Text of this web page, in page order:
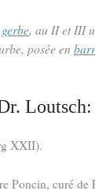
gerbe, au II et III
posée en
Loutsch:
XXII).
Poncin, curé de